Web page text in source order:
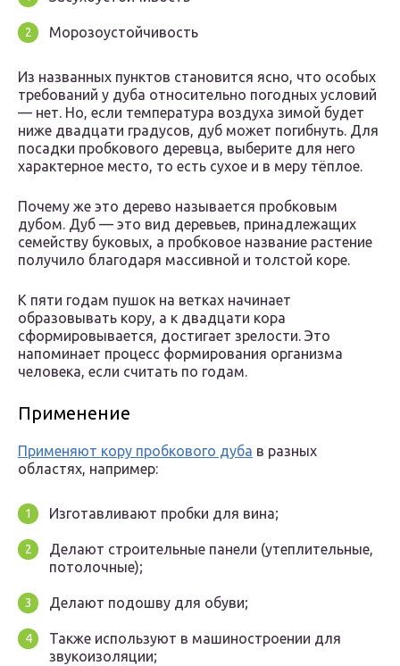
Морозоустойчивость
Из названных пунктов становится ясно, что особых
требований у дуба относительно погодных условий
— нет. Но, если температура воздуха зимой будет
ниже двадцати градусов, дуб может погибнуть. Для
посадки пробкового деревца, выберите для него
характерное место, то есть сухое и в меру тёплое.
Почему же это дерево называется пробковым
дубом. Дуб — это вид деревьев, принадлежащих
семейству буковых, а пробковое название растение
получило благодаря массивной и толстой коре.
К пяти годам пушок на ветках начинает
образовывать кору, а к двадцати кора
сформировывается, достигает зрелости. Это
напоминает процесс формирования организма
человека, если считать по годам.
Применение
Применяют кору пробкового дуба в разных
областях, например:
Изготавливают пробки для вина;
Делают строительные панели (утеплительные,
потолочные);
Делают подошву для обуви;
Также используют в машиностроении для
звукоизоляции;